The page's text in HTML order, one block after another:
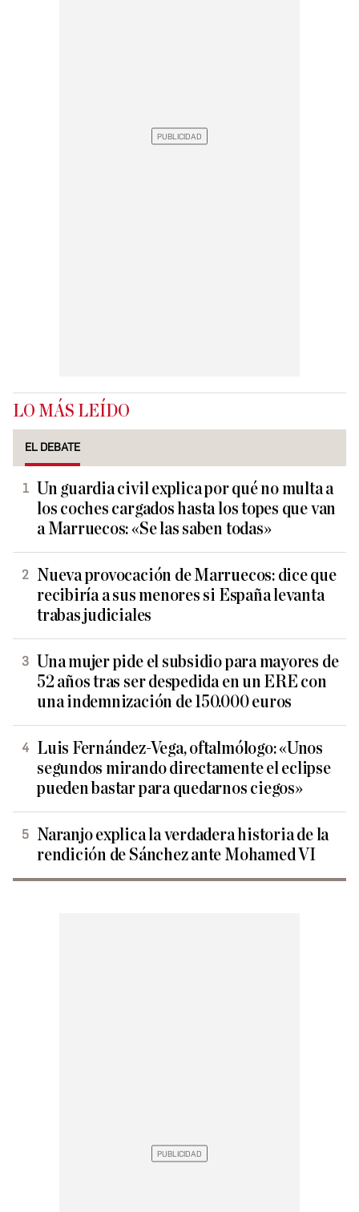
LO MÁS LEÍDO
EL DEBATE
Un guardia civil explica por qué no multa a
los coches cargados hasta los topes que van
a Marruecos: «Se las saben todas»
Nueva provocación de Marruecos: dice que
recibiría a sus menores si España levanta
trabas judiciales
Una mujer pide el subsidio para mayores de
52 años tras ser despedida en un ERE con
una indemnización de 150.000 euros
Luis Fernández-Vega, oftalmólogo: «Unos
segundos mirando directamente el eclipse
pueden bastar para quedarnos ciegos»
Naranjo explica la verdadera historia de la
rendición de Sánchez ante Mohamed VI